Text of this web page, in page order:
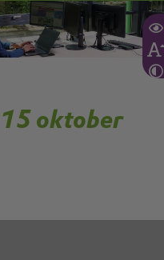
oktober